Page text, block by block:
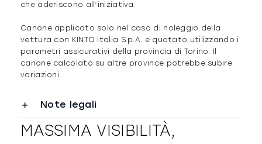
che aderiscono all’iniziativa.
Canone applicato solo nel caso di noleggio della
vettura con KINTO Italia S.p.A. e quotato utilizzando i
parametri assicurativi della provincia di Torino. Il
canone calcolato su altre province potrebbe subire
variazioni.
Note legali
MASSIMA VISIBILITÀ,